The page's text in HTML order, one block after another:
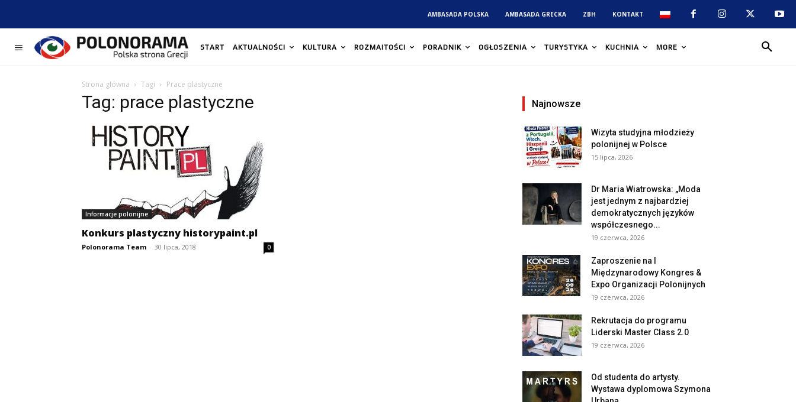
AMBASADA POLSKA AMBASADA GRECKA ZBH KONTAKT
START AKTUALNOŚCI KULTURA ROZMAITOŚCI PORADNIK OGŁOSZENIA TURYSTYKA KUCHNIA MORE
Strona główna Tagi Prace plastyczne
Tag: prace plastyczne
Informacje polonijne
Konkurs plastyczny historypaint.pl
Polonorama Team - 30 lipca, 2018 0
Najnowsze
Wizyta studyjna młodzieży
polonijnej w Polsce
15 lipca, 2026
Dr Maria Wiatrowska: „Moda
jest jednym z najbardziej
demokratycznych języków
współczesnego...
19 czerwca, 2026
Zaproszenie na I
Międzynarodowy Kongres &
Expo Organizacji Polonijnych
19 czerwca, 2026
Rekrutacja do programu
Liderski Master Class 2.0
19 czerwca, 2026
Od studenta do artysty.
Wystawa dyplomowa Szymona